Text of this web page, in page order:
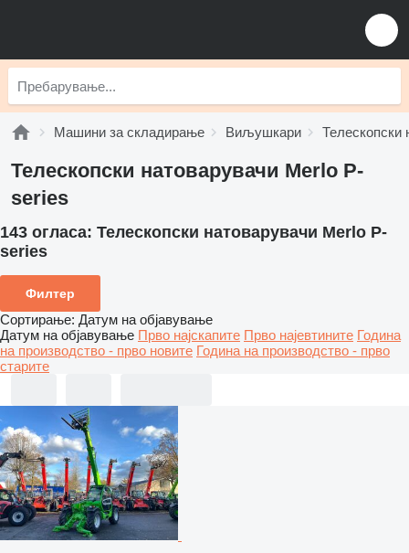
Машини за складирање Виљушкари Телескопски
Телескопски натоварувачи Merlo P-
series
143 огласа: Телескопски натоварувачи Merlo P-
series
Филтер
Сортирање: Датум на објавување
Датум на објавување Прво најскапите Прво најевтините Година
на производство - прво новите Година на производство - прво
старите